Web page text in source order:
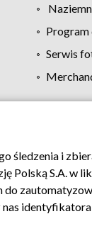
Program
Serwis
Biuro
śledzenia i
Polską S.A. w
do